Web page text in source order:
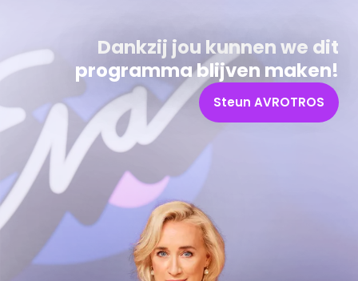
Dankzij jou kunnen we dit
programma blijven maken!
Steun AVROTROS